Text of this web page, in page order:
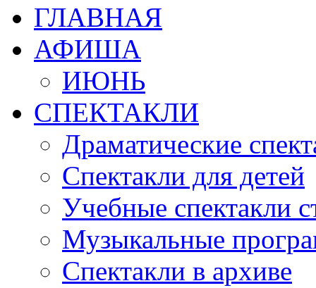
ГЛАВНАЯ
АФИША
ИЮНЬ
СПЕКТАКЛИ
Драматические
Спектакли для детей
Учебные спектакли
Музыкальные
Спектакли в архиве